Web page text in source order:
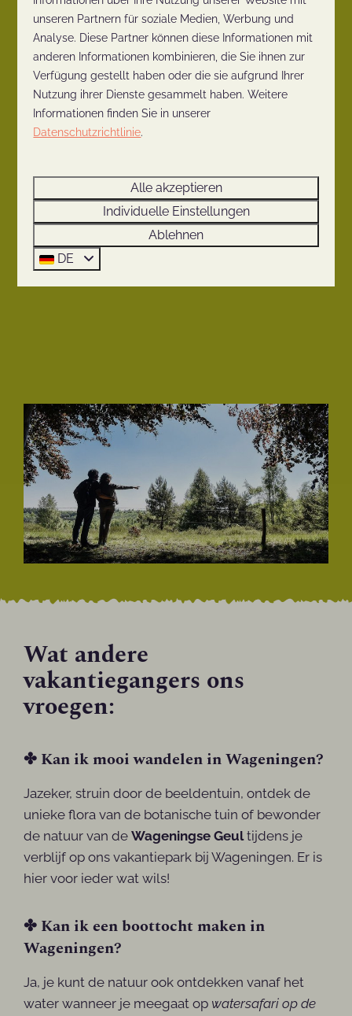
Wageningen ⤵
Wat andere
vakantiegangers ons
vroegen:
✤ Kan ik mooi wandelen in Wageningen?
Jazeker, struin door de beeldentuin, ontdek de
unieke flora van de botanische tuin of bewonder
de natuur van deWageningse Geultijdens je
verblijf op ons vakantiepark bij Wageningen. Er is
hier voor ieder wat wils!
✤ Kan ik een boottocht maken in
Wageningen?
Ja, je kunt de natuur ook ontdekken vanaf het
water wanneer je meegaat op watersafari op de
unseren Partnern für soziale Medien, Werbung und
Analyse. Diese Partner können diese Informationen mit
anderen Informationen kombinieren, die Sie ihnen zur
Verfügung gestellt haben oder die sie aufgrund Ihrer
Nutzung ihrer Dienste gesammelt haben. Weitere
Informationen finden Sie in unserer
Datenschutzrichtlinie.
Alle akzeptieren
Individuelle Einstellungen
Ablehnen
DE